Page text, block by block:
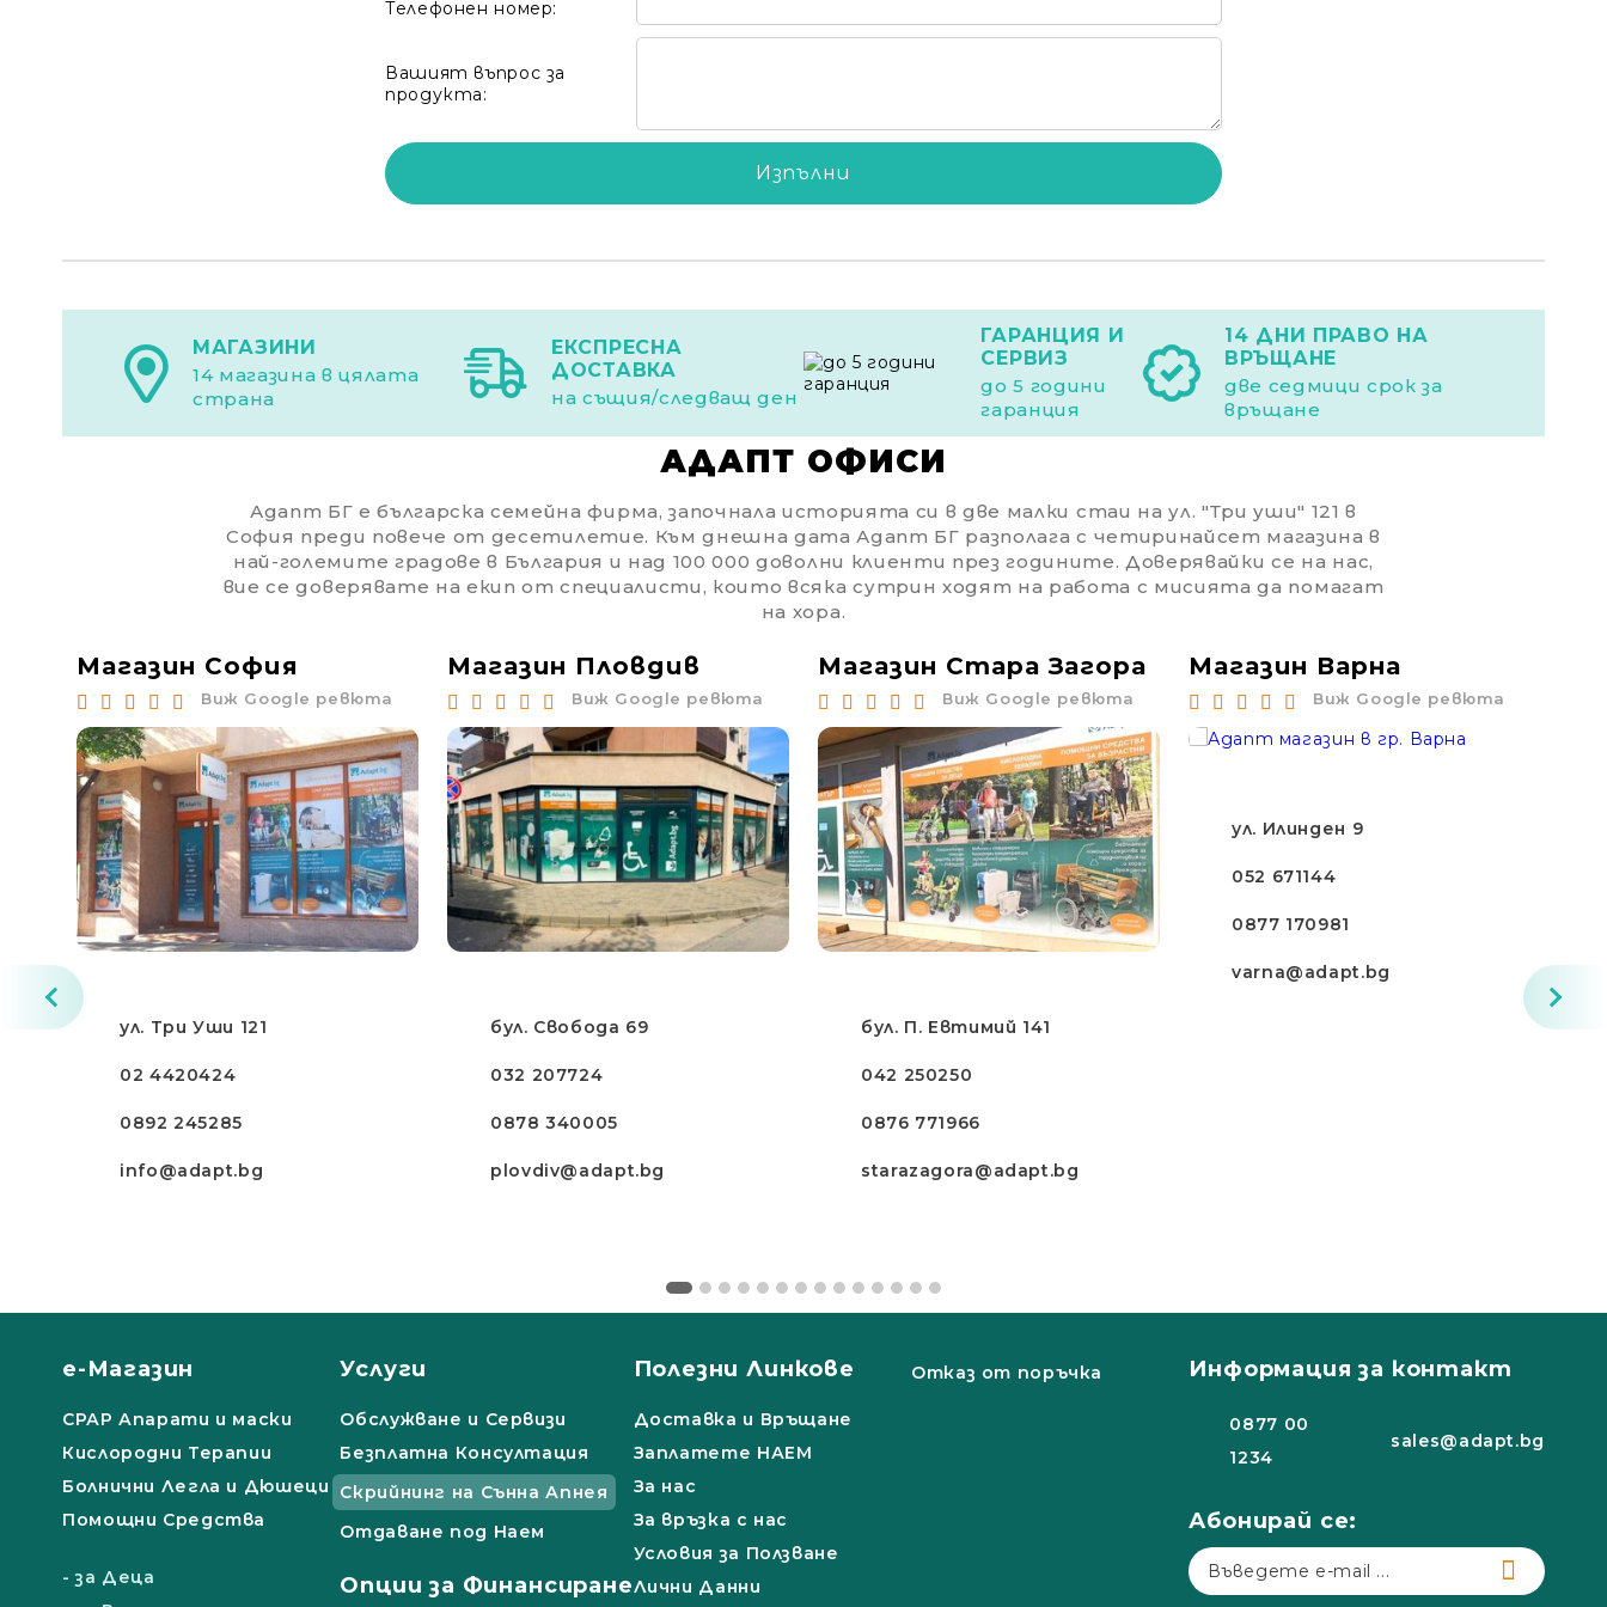
Телефонен номер:
Вашият въпрос за
продукта:
МАГАЗИНИ
14 магазина в цялата
страна
ЕКСПРЕСНА
ДОСТАВКА
на същия/следващ ден
ГАРАНЦИЯ И
СЕРВИЗ
до 5 години
гаранция
14 ДНИ ПРАВО НА
ВРЪЩАНЕ
две седмици срок за
връщане
АДАПТ ОФИСИ
Адапт БГ е българска семейна фирма, започнала историята си в две малки стаи на ул. "Три уши" 121 в
София преди повече от десетилетие. Към днешна дата Адапт БГ разполага с четиринайсет магазина в
най-големите градове в България и над 100 000 доволни клиенти през годините. Доверявайки се на нас,
вие се доверявате на екип от специалисти, които всяка сутрин ходят на работа с мисията да помагат
на хора.
Магазин София
Виж Google ревюта
ул. Три Уши 121
02 4420424
0892 245285
info@adapt.bg
Магазин Пловдив
Виж Google ревюта
бул. Свобода 69
032 207724
0878 340005
plovdiv@adapt.bg
Магазин Стара Загора
Виж Google ревюта
бул. П. Евтимий 141
042 250250
0876 771966
starazagora@adapt.bg
Магазин Варна
Виж Google ревюта
ул. Илинден 9
052 671144
0877 170981
varna@adapt.bg
е-Магазин
СРАР Апарати и маски
Кислородни Терапии
Болнични Легла и Дюшеци
Помощни Средства
- за Деца
Услуги
Обслужване и Сервизи
Безплатна Консултация
Скрийнинг на Сънна Апнея
Отдаване под Наем
Опции за Финансиране
Полезни Линкове
Доставка и Връщане
Заплатете НАЕМ
За нас
За връзка с нас
Условия за Ползване
Лични Данни
Отказ от поръчка Информация за контакт
0877 00
1234
sales@adapt.bg
Абонирай се: